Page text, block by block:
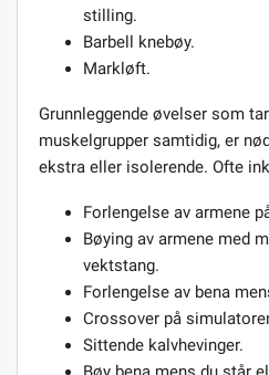
stilling.
Barbell knebøy.
Markløft.
Grunnleggende øvelser som
muskelgrupper samtidig, er
ekstra eller isolerende. Ofte
Forlengelse av armene
Bøying av armene med
vektstang.
Forlengelse av bena
Crossover på
Sittende kalvhevinger.